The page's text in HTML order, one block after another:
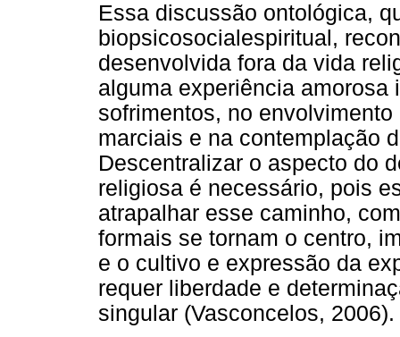
Essa discussão ontológica,
biopsicosocialespiritual,
desenvolvida fora da vida
alguma experiência amorosa
sofrimentos, no
marciais e na contemplação
Descentralizar o aspecto do
religiosa é necessário, pois
atrapalhar esse caminho,
formais se tornam o centro,
e o cultivo e expressão da
requer liberdade e
singular (Vasconcelos, 2006).